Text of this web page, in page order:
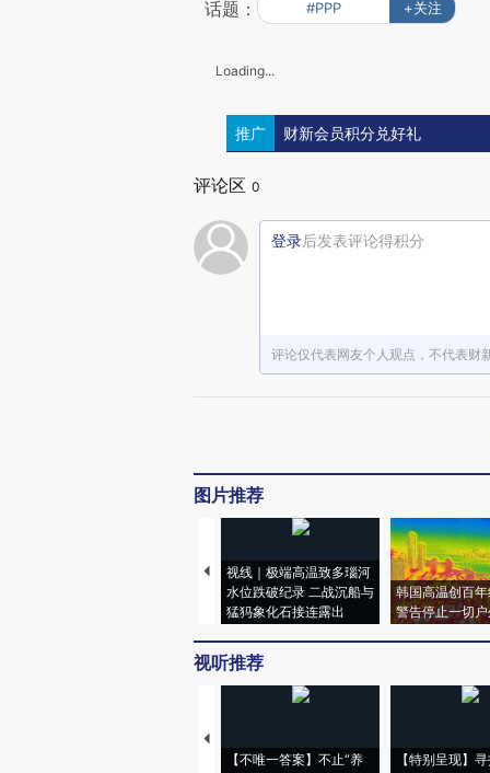
话题： #PPP +关注
Loading...
推广 财新会员积分兑好礼
评论区 0
登录后发表评论得积分
评论仅代表网友个人观点，不代表财
图片推荐
视线｜极端高温致多瑙河
水位跌破纪录 二战沉船与
猛犸象化石接连露出
韩国高温创百
警告停止一切
视听推荐
【不唯一答案】不止“养
【特别呈现】